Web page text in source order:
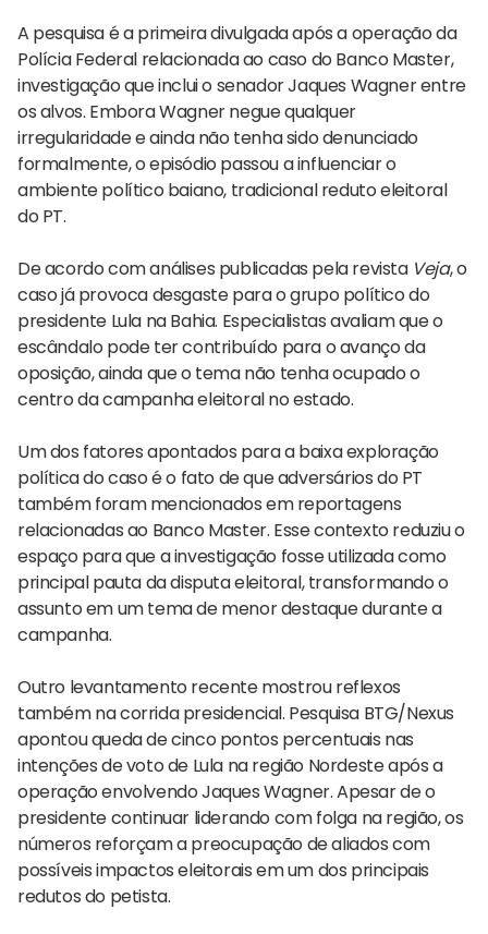
A pesquisa é a primeira divulgada após a operação da
Polícia Federal relacionada ao caso do Banco Master,
investigação que inclui o senador Jaques Wagner entre
os alvos. Embora Wagner negue qualquer
irregularidade e ainda não tenha sido denunciado
formalmente, o episódio passou a influenciar o
ambiente político baiano, tradicional reduto eleitoral
do PT.
De acordo com análises publicadas pela revista Veja, o
caso já provoca desgaste para o grupo político do
presidente Lula na Bahia. Especialistas avaliam que o
escândalo pode ter contribuído para o avanço da
oposição, ainda que o tema não tenha ocupado o
centro da campanha eleitoral no estado.
Um dos fatores apontados para a baixa exploração
política do caso é o fato de que adversários do PT
também foram mencionados em reportagens
relacionadas ao Banco Master. Esse contexto reduziu o
espaço para que a investigação fosse utilizada como
principal pauta da disputa eleitoral, transformando o
assunto em um tema de menor destaque durante a
campanha.
Outro levantamento recente mostrou reflexos
também na corrida presidencial. Pesquisa BTG/Nexus
apontou queda de cinco pontos percentuais nas
intenções de voto de Lula na região Nordeste após a
operação envolvendo Jaques Wagner. Apesar de o
presidente continuar liderando com folga na região, os
números reforçam a preocupação de aliados com
possíveis impactos eleitorais em um dos principais
redutos do petista.